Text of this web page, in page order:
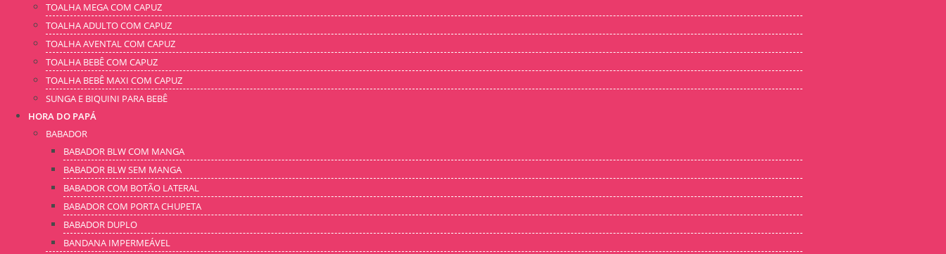
TOALHA MEGA COM CAPUZ
TOALHA ADULTO COM CAPUZ
TOALHA AVENTAL COM CAPUZ
TOALHA BEBÊ COM CAPUZ
TOALHA BEBÊ MAXI COM CAPUZ
SUNGA E BIQUINI PARA BEBÊ
HORA DO PAPÁ
BABADOR
BABADOR BLW COM MANGA
BABADOR BLW SEM MANGA
BABADOR COM BOTÃO LATERAL
BABADOR COM PORTA CHUPETA
BABADOR DUPLO
BANDANA IMPERMEÁVEL